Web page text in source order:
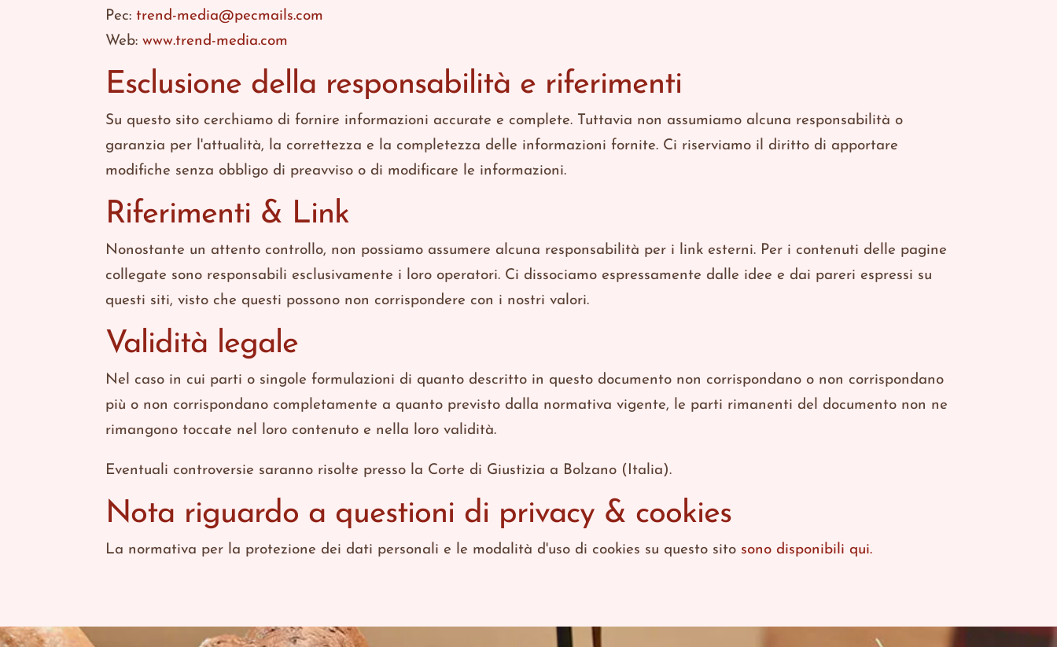
Pec:trend-media@pecmails.com
Web:www.trend-media.com
Esclusione della responsabilità e riferimenti
Su questo sito cerchiamo di fornire informazioni accurate e complete. Tuttavia non assumiamo alcuna responsabilità o
garanzia per l'attualità, la correttezza e la completezza delle informazioni fornite. Ci riserviamo il diritto di apportare
modifiche senza obbligo di preavviso o di modificare le informazioni.
Riferimenti & Link
Nonostante un attento controllo, non possiamo assumere alcuna responsabilità per i link esterni. Per i contenuti delle pagine
collegate sono responsabili esclusivamente i loro operatori. Ci dissociamo espressamente dalle idee e dai pareri espressi su
questi siti, visto che questi possono non corrispondere con i nostri valori.
Validità legale
Nel caso in cui parti o singole formulazioni di quanto descritto in questo documento non corrispondano o non corrispondano
più o non corrispondano completamente a quanto previsto dalla normativa vigente, le parti rimanenti del documento non ne
rimangono toccate nel loro contenuto e nella loro validità.
Eventuali controversie saranno risolte presso la Corte di Giustizia a Bolzano (Italia).
Nota riguardo a questioni di privacy & cookies
La normativa per la protezione dei dati personali e le modalità d'uso di cookies su questo sito sono disponibili qui.